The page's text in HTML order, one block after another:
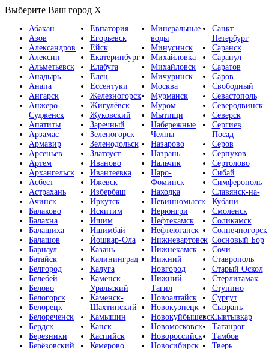
Выберите Ваш город X
Абакан
Азов
Александров
Алексин
Альметьевск
Анадырь
Анапа
Ангарск
Анжеро-
Судженск
Апатиты
Арзамас
Армавир
Арсеньев
Артем
Архангельск
Асбест
Астрахань
Ачинск
Балаково
Балахна
Балашиха
Балашов
Барнаул
Батайск
Белгород
Белебей
Белово
Белогорск
Белорецк
Белореченск
Бердск
Березники
Берёзовский
Евпатория
Егорьевск
Ейск
Екатеринбург
Елабуга
Елец
Ессентуки
Железногорск
Жигулёвск
Жуковский
Заречный
Зеленогорск
Зеленодольск
Златоуст
Иваново
Ивантеевка
Ижевск
Избербаш
Иркутск
Искитим
Ишим
Ишимбай
Йошкар-Ола
Казань
Калининград
Калуга
Каменск -
Уральский
Каменск-
Шахтинский
Камышин
Канск
Каспийск
Кемерово
Минеральные
воды
Минусинск
Михайловка
Михайловск
Мичуринск
Москва
Мурманск
Муром
Мытищи
Набережные
Челны
Назарово
Назрань
Нальчик
Наро-
Фоминск
Находка
Невинномысск
Нерюнгри
Нефтекамск
Нефтеюганск
Нижневартовск
Нижнекамск
Нижний
Новгород
Нижний
Тагил
Новоалтайск
Новокузнецк
Новокуйбышевск
Новомосковск
Новороссийск
Новосибирск
Санкт-
Петербург
Саранск
Сарапул
Саратов
Саров
Свободный
Севастополь
Северодвинск
Северск
Сергиев
Посад
Серов
Серпухов
Сертолово
Сибай
Симферополь
Славянск-на-
Кубани
Смоленск
Соликамск
Солнечногорск
Сосновый Бор
Сочи
Ставрополь
Старый Оскол
Стерлитамак
Ступино
Сургут
Сызрань
Сыктывкар
Таганрог
Тамбов
Тверь